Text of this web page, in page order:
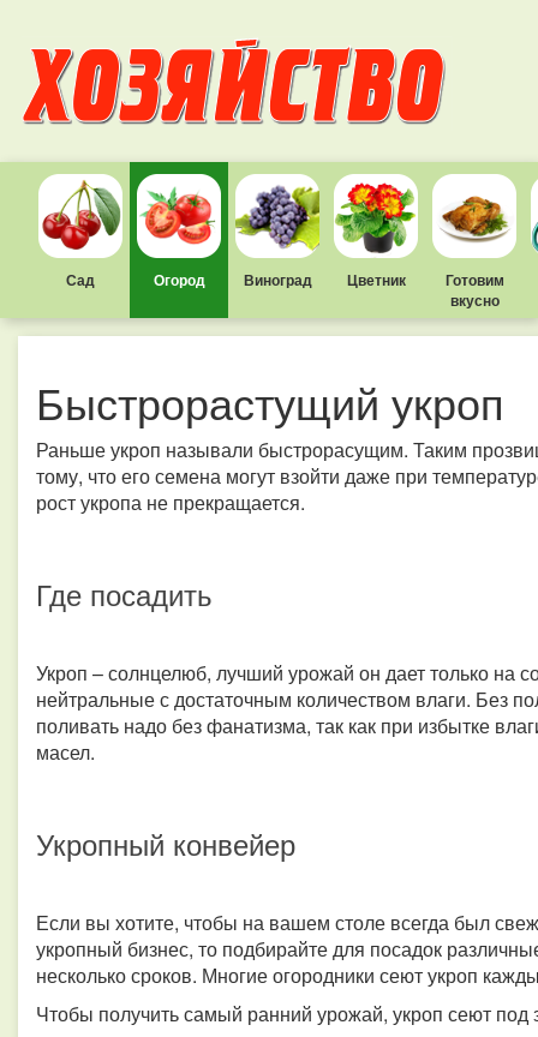
Сад Огород Виноград Цветник
Готовим
вкусно
Быстрорастущий укроп
Раньше укроп называли быстрорасущим. Таким
тому, что его семена могут взойти даже при
рост укропа не прекращается.
Где посадить
Укроп – солнцелюб, лучший урожай он дает только на
нейтральные с достаточным количеством влаги. Без
поливать надо без фанатизма, так как при избытке
масел.
Укропный конвейер
Если вы хотите, чтобы на вашем столе всегда был
укропный бизнес, то подбирайте для посадок
несколько сроков. Многие огородники сеют укроп
Чтобы получить самый ранний урожай, укроп сеют под